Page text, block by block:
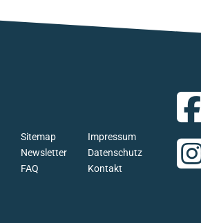
FAQ
Newsletter
Sitemap
Kontakt
Datenschutz
Impressum